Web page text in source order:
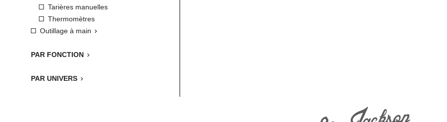
Tarières manuelles
Thermomètres
Outillage à main 
PAR FONCTION 
PAR UNIVERS 